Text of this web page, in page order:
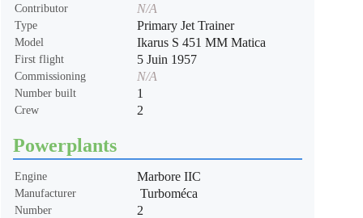
Contributor N/A
Type Primary Jet Trainer
Model Ikarus S 451 MM Matica
First flight 5 Juin 1957
Commissioning N/A
Number built 1
Crew 2
Powerplants
Engine Marbore IIC
Manufacturer Turboméca
Number 2